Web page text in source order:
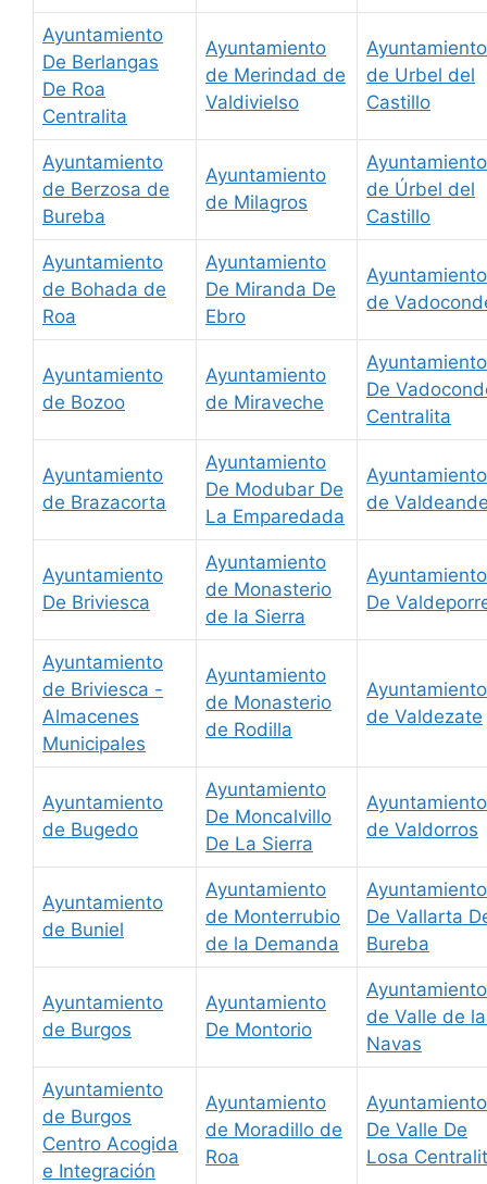
Ayuntamiento
De Berlangas
De Roa
Centralita
Ayuntamiento
de Merindad de
Valdivielso
Ayuntamiento
de Urbel del
Castillo
Ayuntamiento
de Berzosa de
Bureba
Ayuntamiento
de Milagros
Ayuntamiento
de Úrbel del
Castillo
Ayuntamiento
de Bohada de
Roa
Ayuntamiento
De Miranda De
Ebro
Ayuntamiento
de
Ayuntamiento
de Bozoo
Ayuntamiento
de Miraveche
Ayuntamiento
De
Centralita
Ayuntamiento
de Brazacorta
Ayuntamiento
De Modubar De
La Emparedada
Ayuntamiento
de
Ayuntamiento
De Briviesca
Ayuntamiento
de Monasterio
de la Sierra
Ayuntamiento
De
Ayuntamiento
de Briviesca -
Almacenes
Municipales
Ayuntamiento
de Monasterio
de Rodilla
Ayuntamiento
de Valdezate
Ayuntamiento
de Bugedo
Ayuntamiento
De Moncalvillo
De La Sierra
Ayuntamiento
de Valdorros
Ayuntamiento
de Buniel
Ayuntamiento
de Monterrubio
de la Demanda
Ayuntamiento
De Vallarta
Bureba
Ayuntamiento
de Burgos
Ayuntamiento
De Montorio
Ayuntamiento
de Valle de
Navas
Ayuntamiento
de Burgos
Centro Acogida
e Integración
Ayuntamiento
de Moradillo de
Roa
Ayuntamiento
De Valle De
Losa